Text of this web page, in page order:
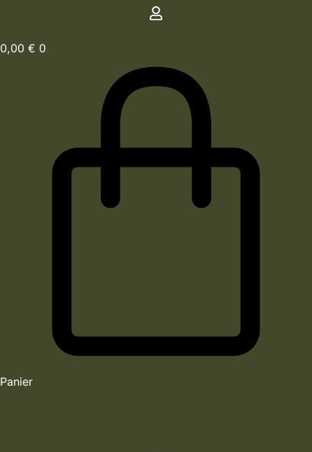
0,00 € 0
Panier